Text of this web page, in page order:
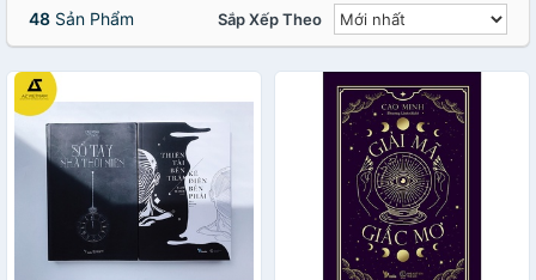
48 Sản Phẩm Sắp Xếp Theo